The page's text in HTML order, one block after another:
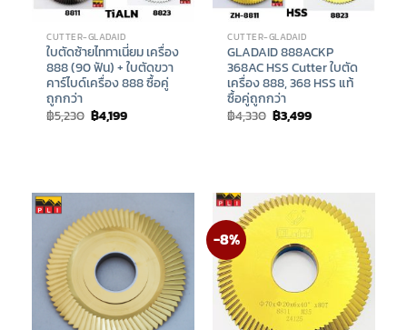
CUTTER-GLADAID
ใบตัดซ้ายไททาเนี่ยม เครื่อง
888 (90 ฟัน) + ใบตัดขวา
คาร์ไบด์เครื่อง 888 ซื้อคู่
ถูกกว่า
฿5,230 Original
price
฿4,199Current
CUTTER-GLADAID
GLADAID 888ACKP
368AC HSS Cutter ใบตัด
เครื่อง 888, 368 HSS แท้
ซื้อคู่ถูกกว่า
฿4,330 Original
price
฿3,499Current
-8%